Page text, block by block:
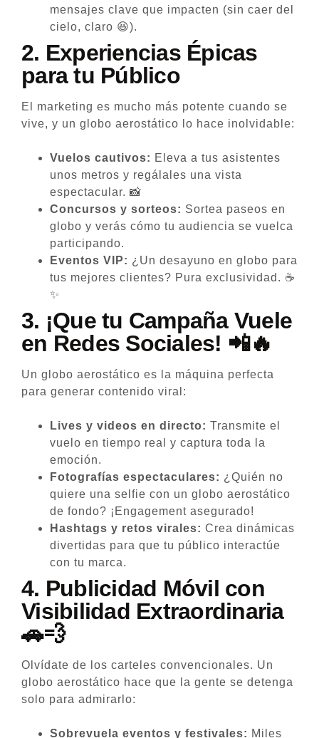
mensajes clave que impacten (sin caer del
cielo, claro 😆).
2. Experiencias Épicas
para tu Público
El marketing es mucho más potente cuando se
vive, y un globo aerostático lo hace inolvidable:
Vuelos cautivos: Eleva a tus asistentes
unos metros y regálales una vista
espectacular. 📸
Concursos y sorteos: Sortea paseos en
globo y verás cómo tu audiencia se vuelca
participando.
Eventos VIP: ¿Un desayuno en globo para
tus mejores clientes? Pura exclusividad. ☕
✨
3. ¡Que tu Campaña Vuele
en Redes Sociales! 📲🔥
Un globo aerostático es la máquina perfecta
para generar contenido viral:
Lives y videos en directo: Transmite el
vuelo en tiempo real y captura toda la
emoción.
Fotografías espectaculares: ¿Quién no
quiere una selfie con un globo aerostático
de fondo? ¡Engagement asegurado!
Hashtags y retos virales: Crea dinámicas
divertidas para que tu público interactúe
con tu marca.
4. Publicidad Móvil con
Visibilidad Extraordinaria
🚗💨
Olvídate de los carteles convencionales. Un
globo aerostático hace que la gente se detenga
solo para admirarlo:
Sobrevuela eventos y festivales: Miles